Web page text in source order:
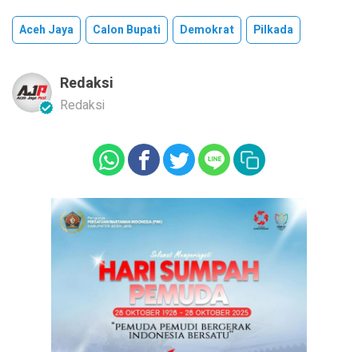
Aceh Jaya Calon Bupati Demokrat Pilkada
Redaksi
Redaksi